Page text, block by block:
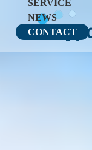
SERVICE
NEWS
CONTACT